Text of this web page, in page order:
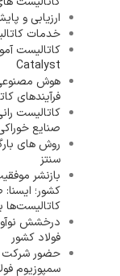
ارزیابی و
خدمات
Catalyst
فرآیندهای
صنایع
روش های
سنتز
بازنشر
کشور؛
کاتالیست‌ها
درخشش
فولاد کشور
حضور شرکت
سمپوزیوم